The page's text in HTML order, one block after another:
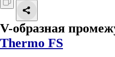
V-образная
Thermo FS